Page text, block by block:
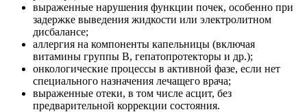
выраженные нарушения функции почек, особенно при
задержке выведения жидкости или электролитном
дисбалансе;
аллергия на компоненты капельницы (включая
витамины группы B, гепатопротекторы и др.);
онкологические процессы в активной фазе, если нет
специального назначения лечащего врача;
выраженные отеки, в том числе асцит, без
предварительной коррекции состояния.